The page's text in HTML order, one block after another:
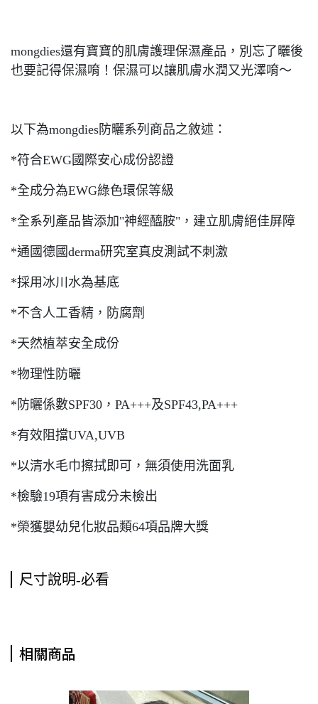
mongdies還有寶寶的肌膚護理保濕產品，別忘了曬後
也要記得保濕唷！保濕可以讓肌膚水潤又光澤唷～
以下為mongdies防曬系列商品之敘述：
*符合EWG國際安心成份認證
*全成分為EWG綠色環保等級
*全系列產品皆添加"神經醯胺"，建立肌膚絕佳屏障
*通國德國derma研究室真皮測試不刺激
*採用冰川水為基底
*不含人工香精，防腐劑
*天然植萃安全成份
*物理性防曬
*防曬係數SPF30，PA+++及SPF43,PA+++
*有效阻擋UVA,UVB
*以清水毛巾擦拭即可，無須使用洗面乳
*檢驗19項有害成分未檢出
*榮獲嬰幼兒化妝品類64項品牌大獎
尺寸說明-必看
相關商品